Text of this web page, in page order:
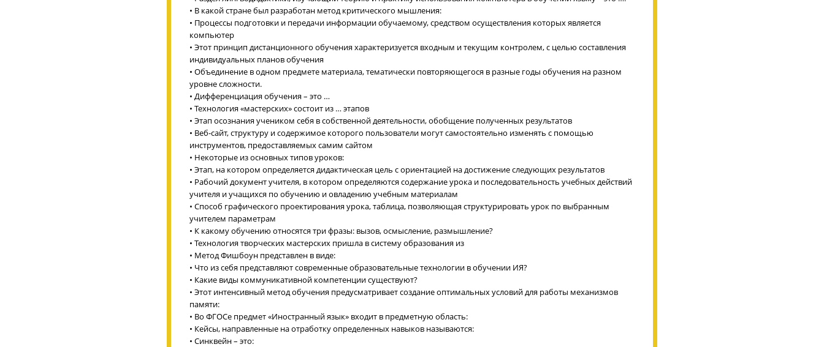
• В какой стране был разработан метод критического мышления:
• Процессы подготовки и передачи информации обучаемому, средством осуществления которых является
компьютер
• Этот принцип дистанционного обучения характеризуется входным и текущим контролем, с целью составления
индивидуальных планов обучения
• Объединение в одном предмете материала, тематически повторяющегося в разные годы обучения на разном
уровне сложности.
• Дифференциация обучения – это …
• Технология «мастерских» состоит из … этапов
• Этап осознания учеником себя в собственной деятельности, обобщение полученных результатов
• Веб-сайт, структуру и содержимое которого пользователи могут самостоятельно изменять с помощью
инструментов, предоставляемых самим сайтом
• Некоторые из основных типов уроков:
• Этап, на котором определяется дидактическая цель с ориентацией на достижение следующих результатов
• Рабочий документ учителя, в котором определяются содержание урока и последовательность учебных действий
учителя и учащихся по обучению и овладению учебным материалам
• Способ графического проектирования урока, таблица, позволяющая структурировать урок по выбранным
учителем параметрам
• К какому обучению относятся три фразы: вызов, осмысление, размышление?
• Технология творческих мастерских пришла в систему образования из
• Метод Фишбоун представлен в виде:
• Что из себя представляют современные образовательные технологии в обучении ИЯ?
• Какие виды коммуникативной компетенции существуют?
• Этот интенсивный метод обучения предусматривает создание оптимальных условий для работы механизмов
памяти:
• Во ФГОСе предмет «Иностранный язык» входит в предметную область:
• Кейсы, направленные на отработку определенных навыков называются:
• Синквейн – это: